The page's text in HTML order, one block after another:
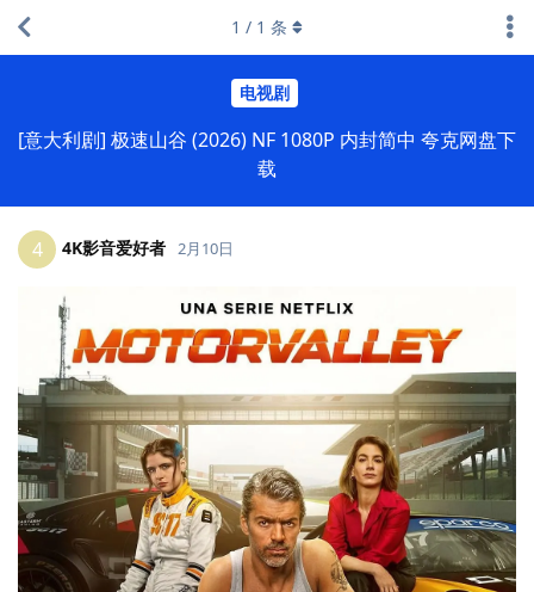
电视剧
[意大利剧] 极速山谷 (2026) NF 1080P 内封简中 夸克网盘下
载
1 / 1 条
4 4K影音爱好者 2月10日